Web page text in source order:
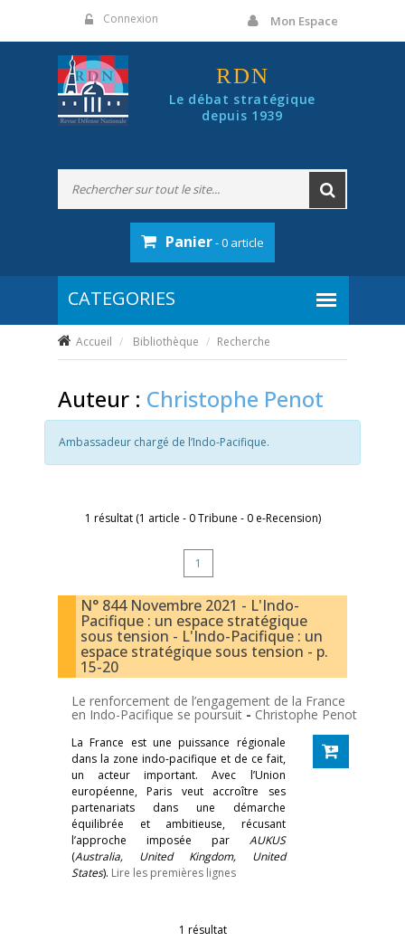
Connexion Mon Espace
RDN
Le débat stratégique
depuis 1939
Panier- 0 article
Accueil Bibliothèque Recherche
Auteur : Christophe Penot
Ambassadeur chargé de l’Indo-Pacifique.
1 résultat (1 article - 0 Tribune - 0 e-Recension)
1
N° 844 Novembre 2021 - L'Indo-
Pacifique : un espace stratégique
sous tension - L'Indo-Pacifique : un
espace stratégique sous tension - p.
15-20
Le renforcement de l’engagement de la France
en Indo-Pacifique se poursuit - Christophe Penot
La France est une puissance régionale
dans la zone indo-pacifique et de ce fait,
un acteur important. Avec l’Union
européenne, Paris veut accroître ses
partenariats dans une démarche
équilibrée et ambitieuse, récusant
l’approche imposée par AUKUS
(Australia, United Kingdom, United
States). Lire les premières lignes
1 résultat